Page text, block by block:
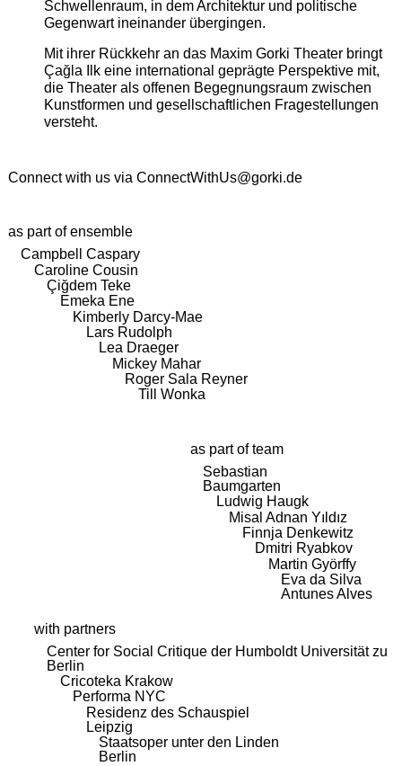
Schwellenraum, in dem Architektur und politische
Gegenwart ineinander übergingen.
Mit ihrer Rückkehr an das Maxim Gorki Theater bringt
Çağla Ilk eine international geprägte Perspektive mit,
die Theater als offenen Begegnungsraum zwischen
Kunstformen und gesellschaftlichen Fragestellungen
versteht.
Connect with us via ConnectWithUs@gorki.de
as part of ensemble
Campbell Caspary
Caroline Cousin
Çiğdem Teke
Emeka Ene
Kimberly Darcy-Mae
Lars Rudolph
Lea Draeger
Mickey Mahar
Roger Sala Reyner
Till Wonka
as part of team
Sebastian
Baumgarten
Ludwig Haugk
Misal Adnan Yıldız
Finnja Denkewitz
Dmitri Ryabkov
Martin Györffy
Eva da Silva
Antunes Alves
with partners
Center for Social Critique der Humboldt Universität zu
Berlin
Cricoteka Krakow
Performa NYC
Residenz des Schauspiel
Leipzig
Staatsoper unter den Linden
Berlin